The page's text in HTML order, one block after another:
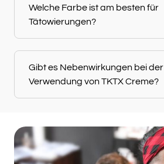
Welche Farbe ist am besten für
Tätowierungen?
Gibt es Nebenwirkungen bei der
Verwendung von TKTX Creme?